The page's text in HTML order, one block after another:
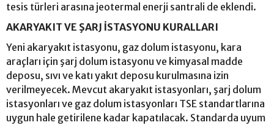
tesis türleri arasına jeotermal enerji santrali de eklendi.
AKARYAKIT VE ŞARJ İSTASYONU KURALLARI
Yeni akaryakıt istasyonu, gaz dolum istasyonu, kara
araçları için şarj dolum istasyonu ve kimyasal madde
deposu, sıvı ve katı yakıt deposu kurulmasına izin
verilmeyecek. Mevcut akaryakıt istasyonları, şarj dolum
istasyonları ve gaz dolum istasyonları TSE standartlarına
uygun hale getirilene kadar kapatılacak. Standarda uyum